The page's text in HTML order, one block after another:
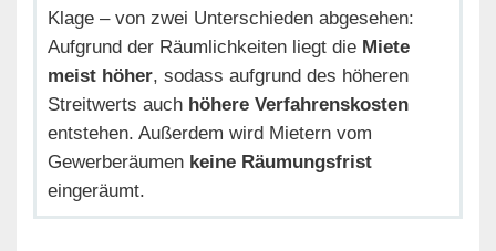
Klage – von zwei Unterschieden abgesehen:
Aufgrund der Räumlichkeiten liegt die Miete
meist höher, sodass aufgrund des höheren
Streitwerts auch höhere Verfahrenskosten
entstehen. Außerdem wird Mietern vom
Gewerberäumen keine Räumungsfrist
eingeräumt.